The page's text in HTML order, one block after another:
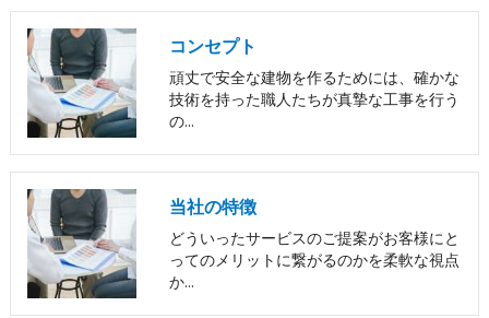
コンセプト
頑丈で安全な建物を作るためには、確かな
技術を持った職人たちが真摯な工事を行う
の…
当社の特徴
どういったサービスのご提案がお客様にと
ってのメリットに繋がるのかを柔軟な視点
か…